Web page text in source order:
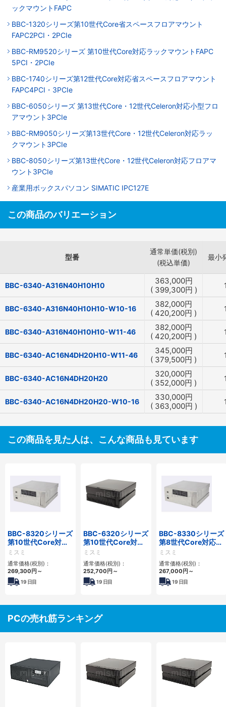
ックマウントFAPC
BBC-1320シリーズ第10世代Core省スペースフロアマウント
FAPC2PCI・2PCIe
BBC-RM9520シリーズ 第10世代Core対応ラックマウントFAPC
5PCI・2PCIe
BBC-1740シリーズ第12世代Core対応省スペースフロアマウント
FAPC4PCI・3PCIe
BBC-6050シリーズ 第13世代Core・12世代Celeron対応小型フロ
アマウント3PCIe
BBC-RM9050シリーズ第13世代Core・12世代Celeron対応ラッ
クマウント3PCIe
BBC-8050シリーズ第13世代Core・12世代Celeron対応フロアマ
ウント3PCIe
産業用ボックスパソコン SIMATIC IPC127E
この商品のバリエーション
型番
通常単価(税別)
(税込単価)
最小
BBC-6340-A316N40H10H10 363,000円
( 399,300円 )
BBC-6340-A316N40H10H10-W10-16 382,000円
( 420,200円 )
BBC-6340-A316N40H10H10-W11-46 382,000円
( 420,200円 )
BBC-6340-AC16N4DH20H10-W11-46 345,000円
( 379,500円 )
BBC-6340-AC16N4DH20H20 320,000円
( 352,000円 )
BBC-6340-AC16N4DH20H20-W10-16 330,000円
( 363,000円 )
この商品を見た人は、こんな商品も見ています
BBC-8320シリーズ
第10世代Core対応
小型フロアマウント
FAPC 2PCI・2PCIe
ミスミ
通常価格(税別)：
269,300円～
19 日目
BBC-6320シリーズ
第10世代Core対応
小型フロアマウント
FAPC 2PCI・2PCIe
ミスミ
通常価格(税別)：
252,700円～
19 日目
BBC-8330シリーズ
第8世代Core対応小
型フロアマウント
FAPC 2PCI・2PCIe
ミスミ
通常価格(税別)：
267,000円～
19 日目
PCの売れ筋ランキング